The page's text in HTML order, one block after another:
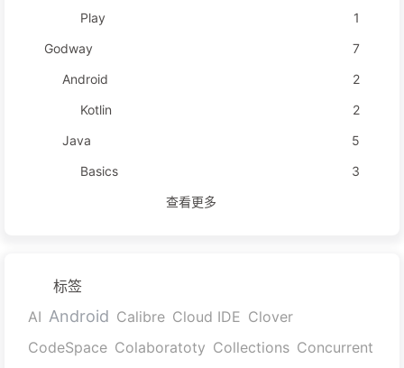
Play
1
Godway
7
Android
2
Kotlin
2
Java
5
Basics
3
查看更多
标签
AI Android Calibre Cloud IDE Clover
CodeSpace Colaboratoty Collections Concurrent